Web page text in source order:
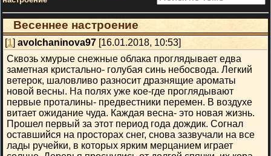
Весеннее настроение
[1] avolchaninova97 [16.01.2018, 10:53]
Сквозь хмурые снежные облака проглядывает едва
заметная кристально- голубая синь небосвода. Легкий
ветерок, шаловливо разносит дразнящие ароматы
новой весны. На полях уже кое-где проглядывают
первые проталины- предвестники перемен. В воздухе
витает ожидание чуда. Каждая весна- это новая жизнь.
Прошел первый за этот период года дождик. Согнал
оставшийся на просторах снег, снова зазвучали на все
лады ручейки, в которых ярким мерцанием играет